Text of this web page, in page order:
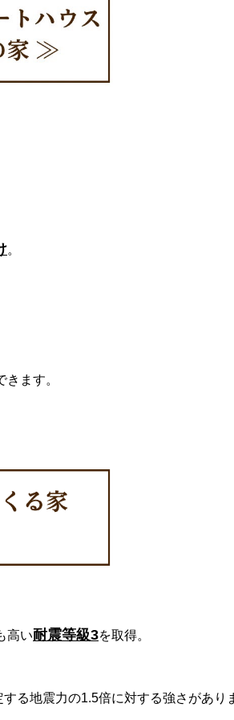
。
ます。
高い耐震等級3を取得。
る地震力の1.5倍に対する強さがあり